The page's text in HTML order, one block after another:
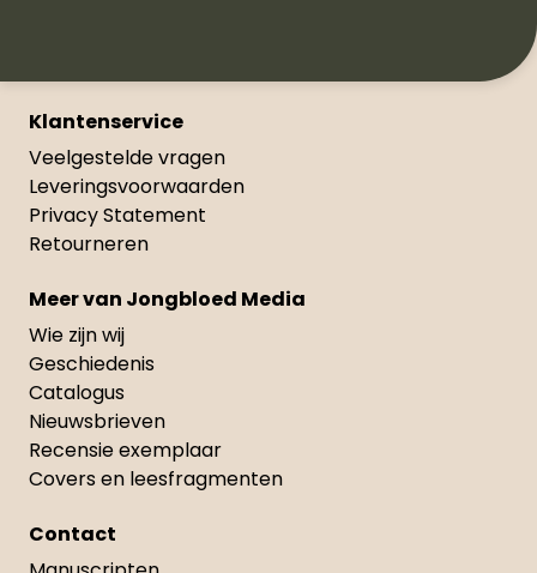
Klantenservice
Veelgestelde vragen
Leveringsvoorwaarden
Privacy Statement
Retourneren
Meer van Jongbloed Media
Wie zijn wij
Geschiedenis
Catalogus
Nieuwsbrieven
Recensie exemplaar
Covers en leesfragmenten
Contact